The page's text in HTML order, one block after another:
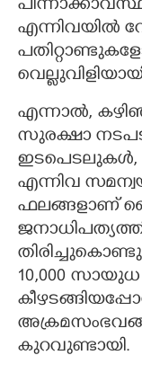
എന്നിവയിൽ
എന്നാൽ,
സുരക്ഷാ
ഇടപെടലുകൾ,
എന്നിവ
ഫലങ്ങളാണ്
10,000
കുറവുണ്ടായി.